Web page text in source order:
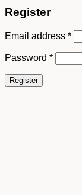
Register
Email address *
Password *
Register